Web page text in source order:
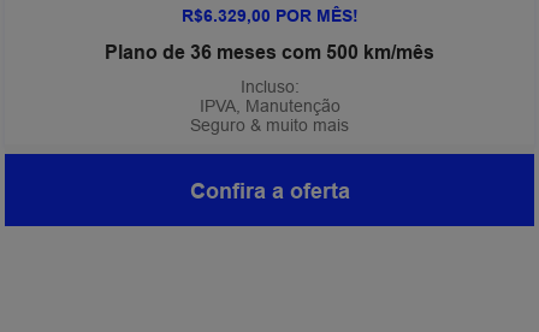
R$6.329,00 POR MÊS!
Plano de 36 meses com 500 km/mês
Incluso:
IPVA, Manutenção
Seguro & muito mais
Confira a oferta